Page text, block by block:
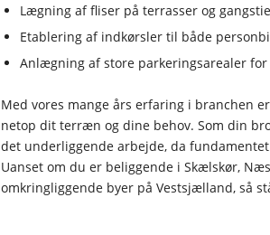
Lægning af fliser på terrasser og
Etablering af indkørsler til både
Anlægning af store parkeringsarealer
Med vores mange års erfaring i branchen
netop dit terræn og dine behov. Som din
det underliggende arbejde, da
Uanset om du er beliggende i Skælskør,
omkringliggende byer på Vestsjælland, så